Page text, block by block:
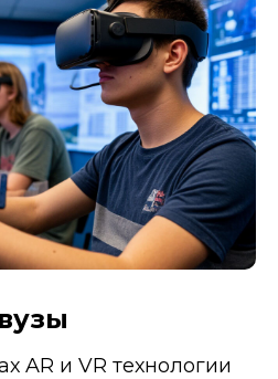
AR и VR технологии